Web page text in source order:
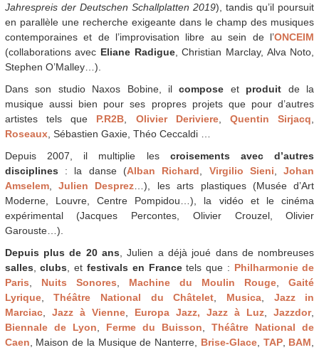
Jahrespreis der Deutschen Schallplatten 2019), tandis qu’il poursuit
en parallèle une recherche exigeante dans le champ des musiques
contemporaines et de l’improvisation libre au sein de l’ONCEIM
(collaborations avec Eliane Radigue, Christian Marclay, Alva Noto,
Stephen O’Malley…).
Dans son studio Naxos Bobine, ilcompose et produit de la
musique aussi bien pour ses propres projets que pour d’autres
artistes tels que P.R2B, Olivier Deriviere,Quentin Sirjacq,
Roseaux, Sébastien Gaxie, Théo Ceccaldi …
Depuis 2007, il multiplie les croisements avec d’autres
disciplines : la danse (Alban Richard, Virgilio Sieni,Johan
Amselem,Julien Desprez…), les arts plastiques (Musée d’Art
Moderne, Louvre, Centre Pompidou…), la vidéo et le cinéma
expérimental (Jacques Percontes, Olivier Crouzel, Olivier
Garouste…).
Depuis plus de 20 ans, Julien a déjà joué dans de nombreuses
salles,clubs, et festivals en Francetels que : Philharmonie de
Paris, Nuits Sonores, Machine du Moulin Rouge,Gaité
Lyrique,Théâtre National du Châtelet, Musica, Jazz in
Marciac, Jazz à Vienne, Europa Jazz, Jazz à Luz,Jazzdor,
Biennale de Lyon, Ferme du Buisson,Théâtre National de
Caen, Maison de la Musique de Nanterre, Brise-Glace, TAP, BAM,